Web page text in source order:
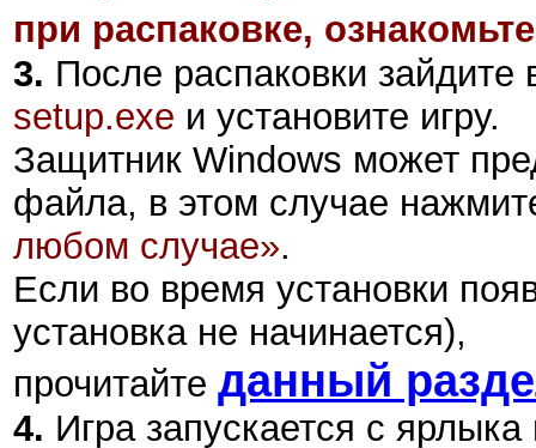
при распаковке,
3. После распаковки зайдите
setup.exe и установите игру.
Защитник Windows может
файла, в этом случае
любом случае».
Если во время установки
установка не начинается),
прочитайте данный
4. Игра запускается с